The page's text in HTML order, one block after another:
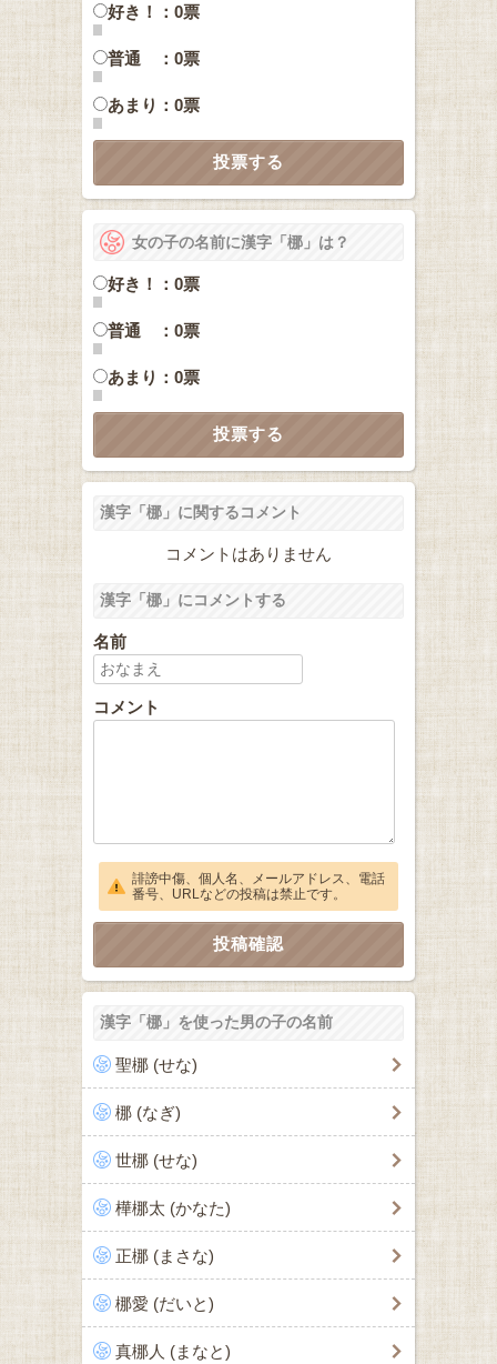
好き！：0票
普通 ：0票
あまり：0票
女の子の名前に漢字「梛」は？
好き！：0票
普通 ：0票
あまり：0票
漢字「梛」に関するコメント
コメントはありません
漢字「梛」にコメントする
名前
コメント
誹謗中傷、個人名、メールアドレス、電話
番号、URLなどの投稿は禁止です。
漢字「梛」を使った男の子の名前
聖梛 (せな)
梛 (なぎ)
世梛 (せな)
樺梛太 (かなた)
正梛 (まさな)
梛愛 (だいと)
真梛人 (まなと)